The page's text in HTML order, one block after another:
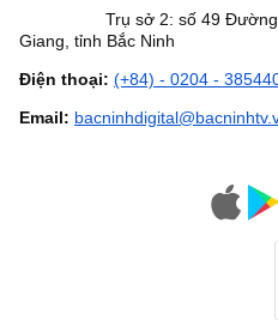
Trụ sở 2: số 49 Đường
Giang, tỉnh Bắc Ninh
Điện thoại: (+84) - 0204 -
Email: